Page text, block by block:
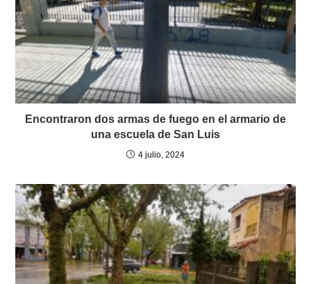
Encontraron dos armas de fuego en el armario de
una escuela de San Luis
4 julio, 2024